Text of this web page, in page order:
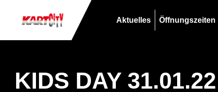
Aktuelles Öffnungszeiten
KIDS DAY 31.01.22